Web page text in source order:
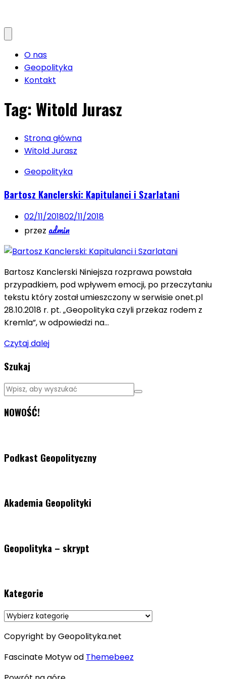
O nas
Geopolityka
Kontakt
Tag: Witold Jurasz
Strona główna
Witold Jurasz
Geopolityka
Bartosz Kanclerski: Kapitulanci i Szarlatani
02/11/201802/11/2018
przez admin
Bartosz Kanclerski Niniejsza rozprawa powstała
przypadkiem, pod wpływem emocji, po przeczytaniu
tekstu który został umieszczony w serwisie onet.pl
28.10.2018 r. pt. „Geopolityka czyli przekaz rodem z
Kremla”, w odpowiedzi na…
Czytaj dalej
Szukaj
NOWOŚĆ!
Podkast Geopolityczny
Akademia Geopolityki
Geopolityka – skrypt
Kategorie
Kategorie
Copyright by Geopolityka.net
Fascinate Motyw od Themebeez